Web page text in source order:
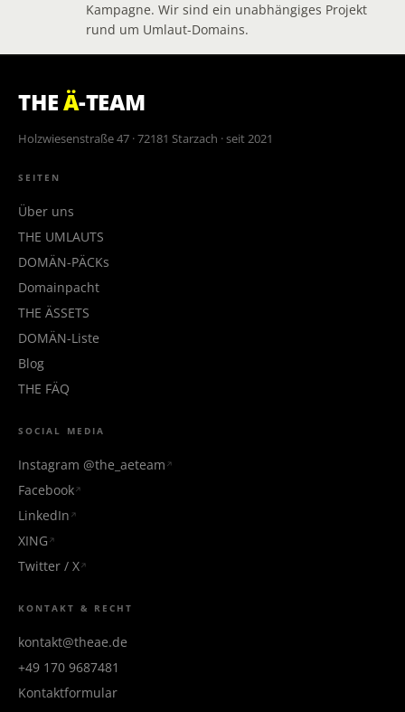
Kampagne. Wir sind ein unabhängiges Projekt
rund um Umlaut-Domains.
THEÄ-TEAM
Holzwiesenstraße 47 · 72181 Starzach · seit 2021
SEITEN
Über uns
THE UMLAUTS
DOMÄN-PÄCKs
Domainpacht
THE ÄSSETS
DOMÄN-Liste
Blog
THE FÄQ
SOCIAL MEDIA
Instagram @the_aeteam
Facebook
LinkedIn
XING
Twitter / X
KONTAKT & RECHT
kontakt@theae.de
+49 170 9687481
Kontaktformular